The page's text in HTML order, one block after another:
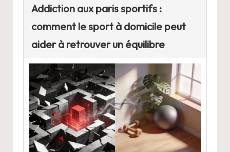
Addiction aux paris sportifs :
comment le sport à domicile peut
aider à retrouver un équilibre